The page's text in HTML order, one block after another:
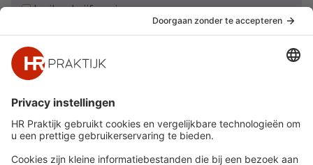
Ja, ik schrijf me in
Snel naar Meer